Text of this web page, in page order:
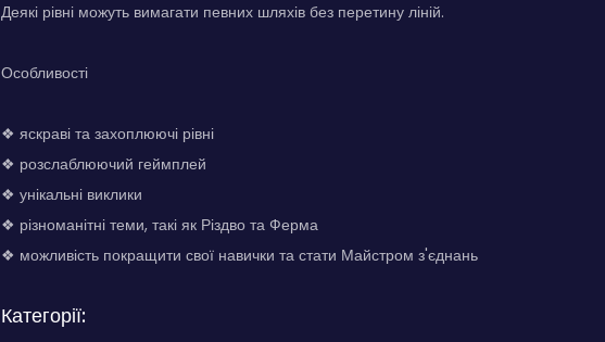
Деякі рівні можуть вимагати певних шляхів без перетину ліній.
Особливості
❖ яскраві та захоплюючі рівні
❖ розслаблюючий геймплей
❖ унікальні виклики
❖ різноманітні теми, такі як Різдво та Ферма
❖ можливість покращити свої навички та стати Майстром з'єднань
Категорії: